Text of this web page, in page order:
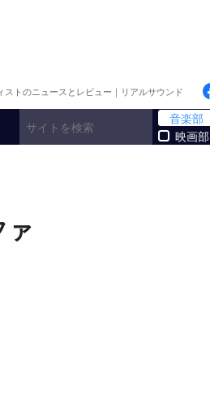
ストのニュースとレビュー｜リアルサウンド
音楽部
映画部